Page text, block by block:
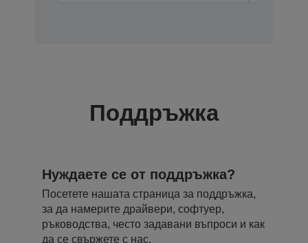
Поддръжка
Нуждаете се от поддръжка?
Посетете нашата страница за поддръжка,
за да намерите драйвери, софтуер,
ръководства, често задавани въпроси и как
да се свържете с нас.